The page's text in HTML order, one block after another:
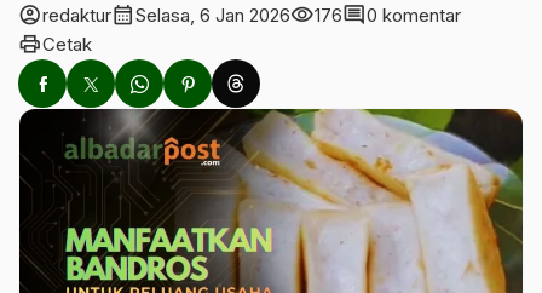
account_circleredakturcalendar_monthSelasa, 6 Jan 2026visibility176comment0 komentar
printCetak